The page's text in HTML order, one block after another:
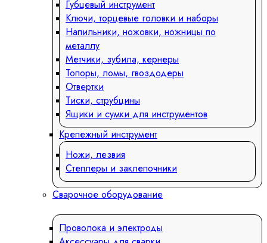
Губцевый инструмент
Ключи, торцевые головки и наборы
Напильники, ножовки, ножницы по
металлу
Метчики, зубила, кернеры
Топоры, ломы, гвоздодеры
Отвертки
Тиски, струбцины
Ящики и сумки для инструментов
Крепежный инструмент
Ножи, лезвия
Степлеры и заклепочники
Сварочное оборудование
Проволока и электроды